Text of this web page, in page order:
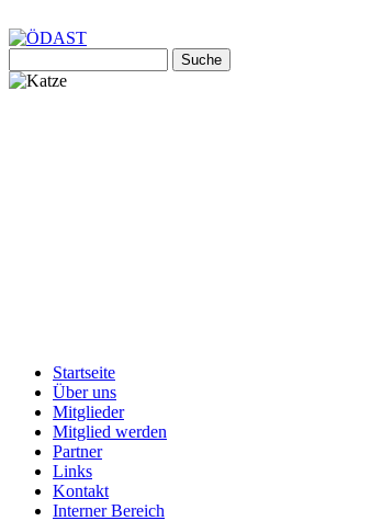
Suchformular
Startseite
Über uns
Mitglieder
Mitglied werden
Partner
Links
Kontakt
Interner Bereich